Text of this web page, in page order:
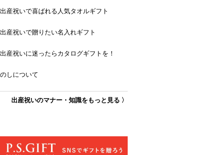
出産祝いで喜ばれる人気タオルギフト
出産祝いで贈りたい名入れギフト
出産祝いに迷ったらカタログギフトを！
のしについて
出産祝いのマナー・知識をもっと見る 〉